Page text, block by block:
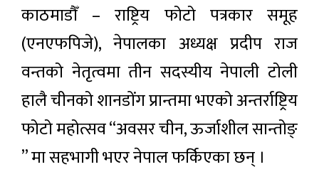
काठमाडौँ – राष्ट्रिय फोटो पत्रकार समूह
(एनएफपिजे), नेपालका अध्यक्ष प्रदीप राज
वन्तको नेतृत्वमा तीन सदस्यीय नेपाली टोली
हालै चीनको शानडोंग प्रान्तमा भएको अन्तर्राष्ट्रिय
फोटो महोत्सव “अवसर चीन, ऊर्जाशील सान्तोङ्
” मा सहभागी भएर नेपाल फर्किएका छन् ।